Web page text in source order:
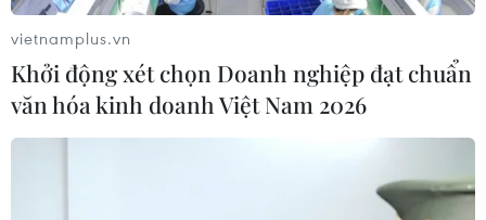
21/11: SCIC giới thiệu về đợt bán 9% vốn
vietnamplus.vn
Khởi động xét chọn Doanh nghiệp đạt chuẩn
văn hóa kinh doanh Việt Nam 2026